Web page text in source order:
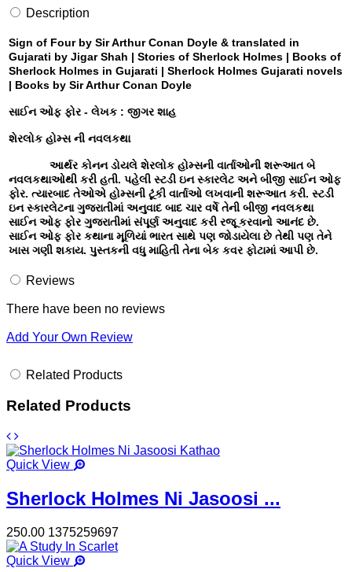
Description
Sign of Four by Sir Arthur Conan Doyle & translated in
Gujarati by Jigar Shah | Stories of Sherlock Holmes | Books of
Sherlock Holmes in Gujarati | Sherlock Holmes Gujarati novels
| Books by Sir Arthur Conan Doyle
સાઈન ઓફ ફોર - લેખક : જીગર શાહ
શેરલોક હોમ્સ ની નવલકથા
આર્થર કોનન ડોયલે શેરલોક હોમ્સની વાર્તાઓની શરૂઆત બે
નવલકથાઓથી કરી હતી. પહેલી સ્ટડી ઇન સ્કારલેટ અને બીજી સાઈન ઓફ
ફોર. ત્યારબાદ તેઓએ હોમ્સની ટૂંકી વાર્તાઓ લખવાની શરૂઆત કરી. સ્ટડી
ઇન સ્કારલેટના ગુજરાતીમાં અનુવાદ બાદ ચાર વર્ષે તેની બીજી નવલકથા
સાઈન ઓફ ફોર ગુજરાતીમાં સંપૂર્ણ અનુવાદ કરી રજૂ કરવાનો આનંદ છે.
સાઈન ઓફ ફોર કથાના મૂળિયાં ભારત સાથે પણ જોડાયેલા છે તેથી પણ તેને
ખાસ ગણી શકાય. પુસ્તકની વધુ માહિતી તેના બેક કવર ફોટામાં આપી છે.
Reviews
There have been no reviews
Add Your Own Review
Related Products
Related Products
Quick View
Sherlock Holmes Ni Jasoosi ...
250.00 1375259697
Quick View